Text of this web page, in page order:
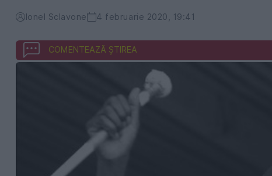
Ionel Sclavone 4 februarie 2020, 19:41
COMENTEAZĂ ȘTIREA